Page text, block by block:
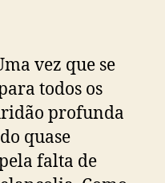
vez que se
todos os
profunda
quase
falta de